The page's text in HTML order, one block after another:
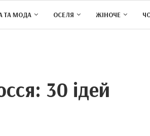
ТА МОДА ОСЕЛЯ ЖІНОЧЕ
30 ідей